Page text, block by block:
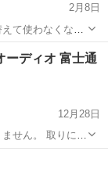
2月8日
て使わなくなっ
ィオ ナビ
オ 富士通
12月28日
せん。 取りに来
ーディオ